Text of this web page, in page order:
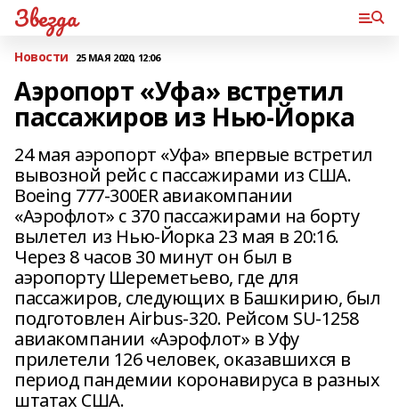
Звезда
Новости 25 МАЯ 2020, 12:06
Аэропорт «Уфа» встретил
пассажиров из Нью-Йорка
24 мая аэропорт «Уфа» впервые встретил
вывозной рейс с пассажирами из США.
Boeing 777-300ER авиакомпании
«Аэрофлот» с 370 пассажирами на борту
вылетел из Нью-Йорка 23 мая в 20:16.
Через 8 часов 30 минут он был в
аэропорту Шереметьево, где для
пассажиров, следующих в Башкирию, был
подготовлен Airbus-320. Рейсом SU-1258
авиакомпании «Аэрофлот» в Уфу
прилетели 126 человек, оказавшихся в
период пандемии коронавируса в разных
штатах США.